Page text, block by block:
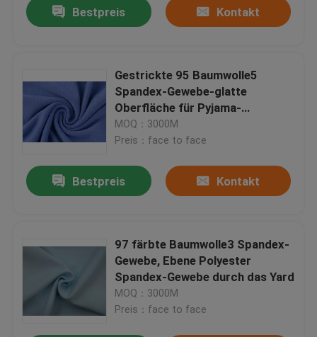
Bestpreis Kontakt
Gestrickte 95 Baumwolle5
Spandex-Gewebe-glatte
Oberfläche für Pyjama-
Kleidungs-Gewebe
MOQ：3000M
Preis：face to face
Bestpreis Kontakt
97 färbte Baumwolle3 Spandex-
Gewebe, Ebene Polyester
Spandex-Gewebe durch das Yard
MOQ：3000M
Preis：face to face